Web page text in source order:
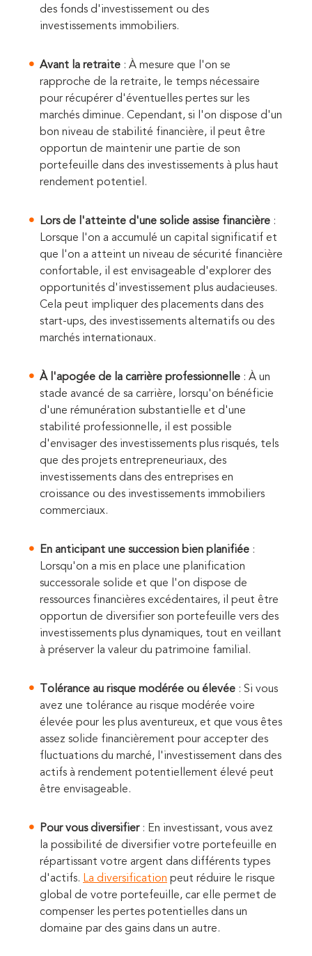
des fonds d'investissement ou des
investissements immobiliers.
Avant la retraite : À mesure que l'on se
rapproche de la retraite, le temps nécessaire
pour récupérer d'éventuelles pertes sur les
marchés diminue. Cependant, si l'on dispose d'un
bon niveau de stabilité financière, il peut être
opportun de maintenir une partie de son
portefeuille dans des investissements à plus haut
rendement potentiel.
Lors de l'atteinte d'une solide assise financière :
Lorsque l'on a accumulé un capital significatif et
que l'on a atteint un niveau de sécurité financière
confortable, il est envisageable d'explorer des
opportunités d'investissement plus audacieuses.
Cela peut impliquer des placements dans des
start-ups, des investissements alternatifs ou des
marchés internationaux.
À l'apogée de la carrière professionnelle : À un
stade avancé de sa carrière, lorsqu'on bénéficie
d'une rémunération substantielle et d'une
stabilité professionnelle, il est possible
d'envisager des investissements plus risqués, tels
que des projets entrepreneuriaux, des
investissements dans des entreprises en
croissance ou des investissements immobiliers
commerciaux.
En anticipant une succession bien planifiée :
Lorsqu'on a mis en place une planification
successorale solide et que l'on dispose de
ressources financières excédentaires, il peut être
opportun de diversifier son portefeuille vers des
investissements plus dynamiques, tout en veillant
à préserver la valeur du patrimoine familial.
Tolérance au risque modérée ou élevée : Si vous
avez une tolérance au risque modérée voire
élevée pour les plus aventureux, et que vous êtes
assez solide financièrement pour accepter des
fluctuations du marché, l'investissement dans des
actifs à rendement potentiellement élevé peut
être envisageable.
Pour vous diversifier: En investissant, vous avez
la possibilité de diversifier votre portefeuille en
répartissant votre argent dans différents types
d'actifs. La diversification peut réduire le risque
global de votre portefeuille, car elle permet de
compenser les pertes potentielles dans un
domaine par des gains dans un autre.